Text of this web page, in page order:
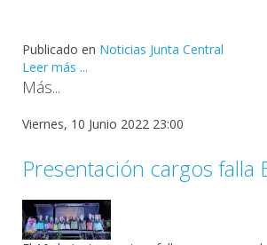
Publicado en Noticias Junta Central
Leer más ...
Más...
Viernes, 10 Junio 2022 23:00
Presentación cargos falla